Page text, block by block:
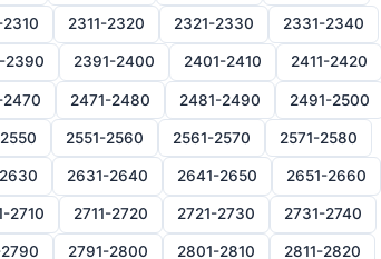
2311-2320 2321-2330 2331-2340
2390 2391-2400 2401-2410 2411-2420
2470 2471-2480 2481-2490 2491-2500
2551-2560 2561-2570 2571-2580
2631-2640 2641-2650 2651-2660
2710 2711-2720 2721-2730 2731-2740
2791-2800 2801-2810 2811-2820